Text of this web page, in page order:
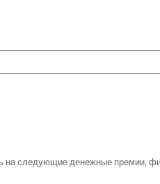
на следующие денежные